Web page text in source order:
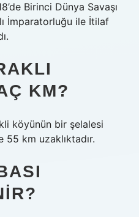
Birinci Dünya Savaşı
İmparatorluğu ile İtilaf
KM?
köyünün bir şelalesi
55 km uzaklıktadır.